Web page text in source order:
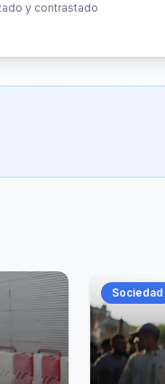
y contrastado
Sociedad